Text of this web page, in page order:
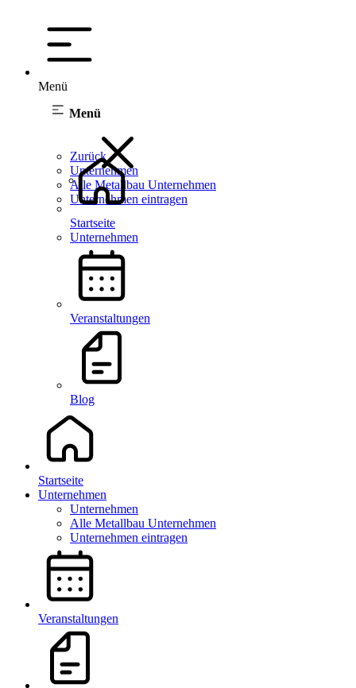
Menü
Menü
Startseite
Unternehmen
Veranstaltungen
Blog
Zurück
Unternehmen
Alle Metallbau Unternehmen
Unternehmen eintragen
Startseite
Unternehmen
Unternehmen
Alle Metallbau Unternehmen
Unternehmen eintragen
Veranstaltungen